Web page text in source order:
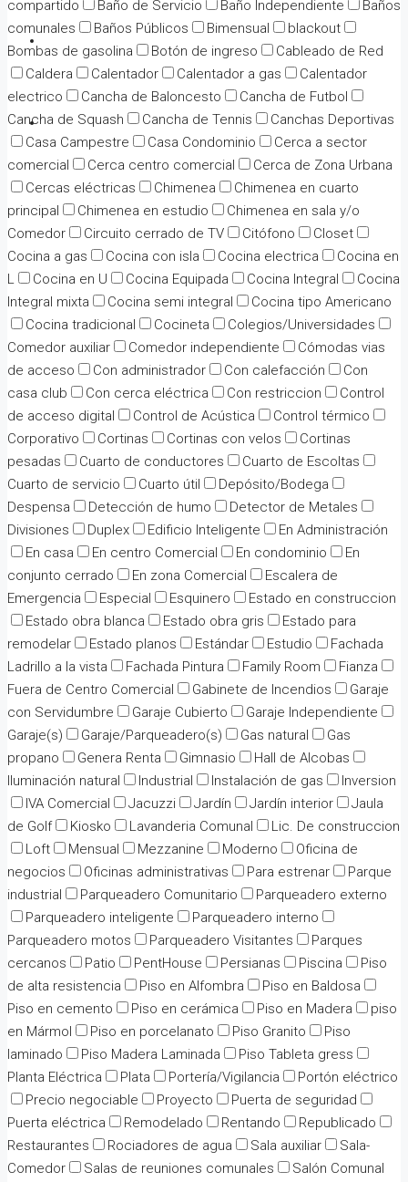
Tratamiento de datos
compartido
Baño de Servicio Baño Independiente
Baños
comunales
Baños Públicos Bimensual
blackout
Bombas de gasolina
Botón de ingreso
Cableado de Red
Caldera
Calentador Calentador a gas
Calentador
electrico
Cancha de Baloncesto
Cancha de Futbol
Cancha de Squash
Cancha de Tennis
Canchas Deportivas
Casa Campestre
Casa Condominio
Cerca a sector
comercial
Cerca centro comercial
Cerca de Zona Urbana
Cercas eléctricas
Chimenea
Chimenea en cuarto
principal
Chimenea en estudio
Chimenea en sala y/o
Comedor
Circuito cerrado de TV Citófono
Closet
Cocina a gas
Cocina con isla Cocina electrica
Cocina en
L
Cocina en U Cocina Equipada Cocina Integral
Cocina
Integral mixta
Cocina semi integral
Cocina tipo Americano
Cocina tradicional
Cocineta
Colegios/Universidades
Comedor auxiliar
Comedor independiente
Cómodas vias
de acceso
Con administrador Con calefacción
Con
casa club
Con cerca eléctrica Con restriccion
Control
de acceso digital
Control de Acústica
Control térmico
Corporativo
Cortinas Cortinas con velos
Cortinas
pesadas
Cuarto de conductores
Cuarto de Escoltas
Cuarto de servicio
Cuarto útil
Depósito/Bodega
Despensa
Detección de humo
Detector de Metales
Divisiones
Duplex Edificio Inteligente
En Administración
En casa
En centro Comercial En condominio
En
conjunto cerrado
En zona Comercial
Escalera de
Emergencia
Especial Esquinero
Estado en construccion
Estado obra blanca
Estado obra gris
Estado para
remodelar
Estado planos Estándar Estudio
Fachada
Ladrillo a la vista
Fachada Pintura Family Room
Fianza
Fuera de Centro Comercial
Gabinete de Incendios
Garaje
con Servidumbre
Garaje Cubierto
Garaje Independiente
Garaje(s)
Garaje/Parqueadero(s) Gas natural
Gas
propano
Genera Renta Gimnasio
Hall de Alcobas
Iluminación natural
Industrial Instalación de gas
Inversion
IVA Comercial
Jacuzzi Jardín Jardín interior
Jaula
de Golf
Kiosko Lavanderia Comunal
Lic. De construccion
Loft
Mensual Mezzanine Moderno
Oficina de
negocios
Oficinas administrativas Para estrenar
Parque
industrial
Parqueadero Comunitario
Parqueadero externo
Parqueadero inteligente
Parqueadero interno
Parqueadero motos
Parqueadero Visitantes
Parques
cercanos
Patio PentHouse Persianas Piscina
Piso
de alta resistencia
Piso en Alfombra
Piso en Baldosa
Piso en cemento
Piso en cerámica Piso en Madera
piso
en Mármol
Piso en porcelanato Piso Granito
Piso
laminado
Piso Madera Laminada
Piso Tableta gress
Planta Eléctrica
Plata Portería/Vigilancia
Portón eléctrico
Precio negociable
Proyecto
Puerta de seguridad
Puerta eléctrica
Remodelado Rentando
Republicado
Restaurantes
Rociadores de agua Sala auxiliar
Sala-
Comedor
Salas de reuniones comunales
Salón Comunal